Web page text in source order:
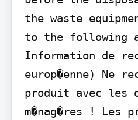
the waste
to the following
Information de
europ�enne) Ne
produit avec les
m�nag�res ! Les